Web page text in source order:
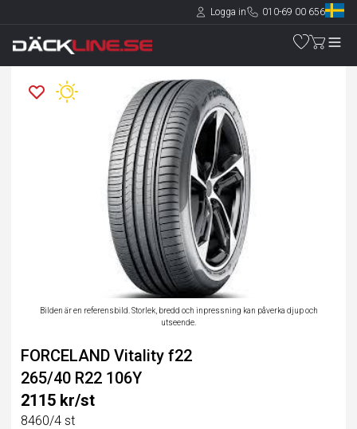
Logga in 010-69 00 656
Bilden är en referensbild. Storlek, bredd och inpressning kan påverka djup och
utseende.
FORCELAND Vitality f22
265/40 R22 106Y
2115 kr/st
8460/4 st